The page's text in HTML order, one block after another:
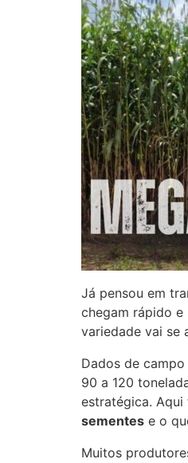
Já pensou em
chegam rápido
variedade vai se
Dados de
90 a 120
estratégica.
sementes e o
Muitos